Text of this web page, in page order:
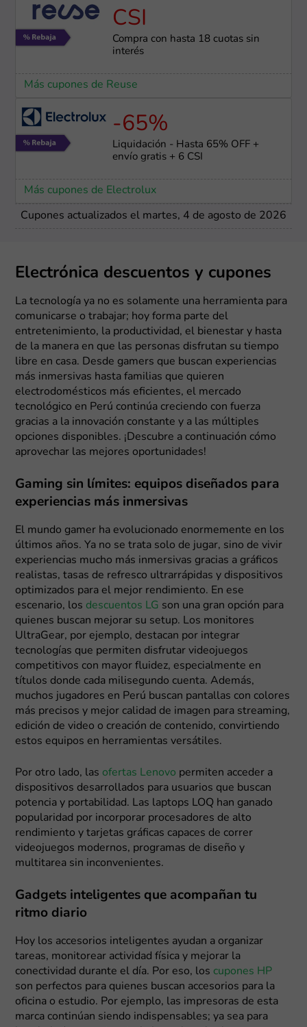
CSI
Compra con hasta 18 cuotas sin
interés
Más cupones de Reuse
-65%
Liquidación - Hasta 65% OFF +
envío gratis + 6 CSI
Más cupones de Electrolux
Cupones actualizados el martes, 4 de agosto de 2026
Electrónica descuentos y cupones
La tecnología ya no es solamente una herramienta para
comunicarse o trabajar; hoy forma parte del
entretenimiento, la productividad, el bienestar y hasta
de la manera en que las personas disfrutan su tiempo
libre en casa. Desde gamers que buscan experiencias
más inmersivas hasta familias que quieren
electrodomésticos más eficientes, el mercado
tecnológico en Perú continúa creciendo con fuerza
gracias a la innovación constante y a las múltiples
opciones disponibles. ¡Descubre a continuación cómo
aprovechar las mejores oportunidades!
Gaming sin límites: equipos diseñados para
experiencias más inmersivas
El mundo gamer ha evolucionado enormemente en los
últimos años. Ya no se trata solo de jugar, sino de vivir
experiencias mucho más inmersivas gracias a gráficos
realistas, tasas de refresco ultrarrápidas y dispositivos
optimizados para el mejor rendimiento. En ese
escenario, los descuentos LG son una gran opción para
quienes buscan mejorar su setup. Los monitores
UltraGear, por ejemplo, destacan por integrar
tecnologías que permiten disfrutar videojuegos
competitivos con mayor fluidez, especialmente en
títulos donde cada milisegundo cuenta. Además,
muchos jugadores en Perú buscan pantallas con colores
más precisos y mejor calidad de imagen para streaming,
edición de video o creación de contenido, convirtiendo
estos equipos en herramientas versátiles.
Por otro lado, las ofertas Lenovo permiten acceder a
dispositivos desarrollados para usuarios que buscan
potencia y portabilidad. Las laptops LOQ han ganado
popularidad por incorporar procesadores de alto
rendimiento y tarjetas gráficas capaces de correr
videojuegos modernos, programas de diseño y
multitarea sin inconvenientes.
Gadgets inteligentes que acompañan tu
ritmo diario
Hoy los accesorios inteligentes ayudan a organizar
tareas, monitorear actividad física y mejorar la
conectividad durante el día. Por eso, los cupones HP
son perfectos para quienes buscan accesorios para la
oficina o estudio. Por ejemplo, las impresoras de esta
marca continúan siendo indispensables; ya sea para